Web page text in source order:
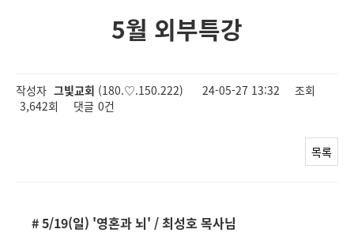
5월 외부특강
작성자 그빛교회 (180.♡.150.222) 24-05-27 13:32
조회
3,642회
댓글 0건
목록
#5/19(일) '영혼과 뇌' / 최성호 목사님